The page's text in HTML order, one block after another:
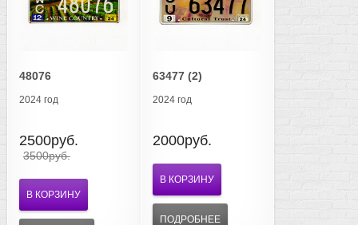
48076
2024 год
2500руб.
3500руб.
В КОРЗИНУ
63477 (2)
2024 год
2000руб.
В КОРЗИНУ
ПОДРОБНЕЕ